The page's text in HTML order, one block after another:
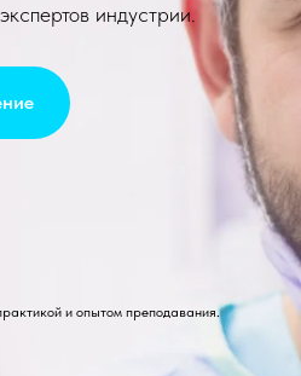
индустрии.
и опытом преподавания.